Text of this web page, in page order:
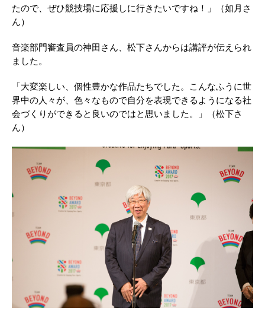
たので、ぜひ競技場に応援しに行きたいですね！」（如月さ
ん）
音楽部門審査員の神田さん、松下さんからは講評が伝えられ
ました。
「大変楽しい、個性豊かな作品たちでした。こんなふうに世
界中の人々が、色々なもので自分を表現できるようになる社
会づくりができると良いのではと思いました。」（松下さ
ん）